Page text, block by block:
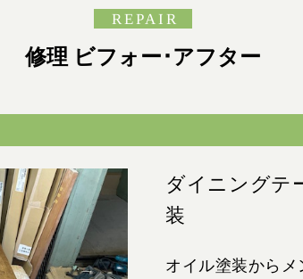
REPAIR
修理 ビフォー･アフター
ダイニングテ
装
オイル塗装から